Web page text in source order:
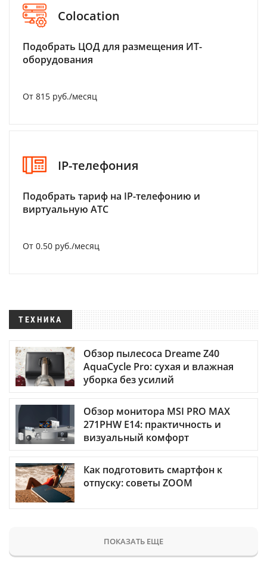
Colocation
Подобрать ЦОД для размещения ИТ-
оборудования
От 815 руб./месяц
IP-телефония
Подобрать тариф на IP-телефонию и
виртуальную АТС
От 0.50 руб./месяц
ТЕХНИКА
Обзор пылесоса Dreame Z40
AquaCycle Pro: сухая и влажная
уборка без усилий
Обзор монитора MSI PRO MAX
271PHW E14: практичность и
визуальный комфорт
Как подготовить смартфон к
отпуску: советы ZOOM
ПОКАЗАТЬ ЕЩЕ